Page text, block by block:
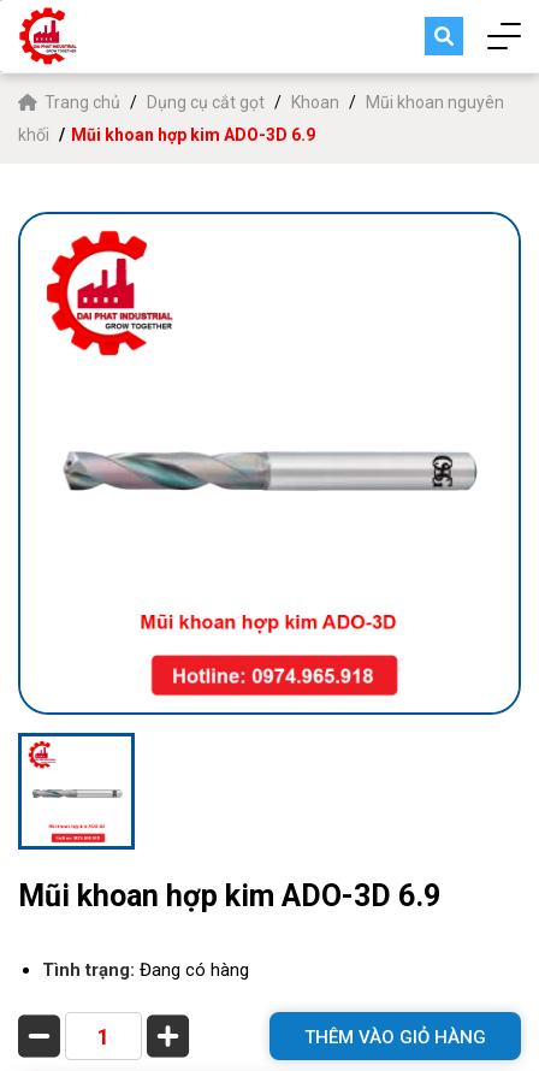
Trang chủ Dụng cụ cắt gọt Khoan
Mũi khoan nguyên
khối
Mũi khoan hợp kim ADO-3D 6.9
Mũi khoan hợp kim ADO-3D 6.9
Tình trạng: Đang có hàng
THÊM VÀO GIỎ HÀNG